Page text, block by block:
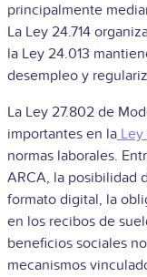
principalmente
La Ley 24.714
la Ley 24.013
desempleo y
La Ley 27.802 de
importantes en la
normas laborales.
ARCA, la posibilidad
formato digital, la
en los recibos de
beneficios sociales
mecanismos